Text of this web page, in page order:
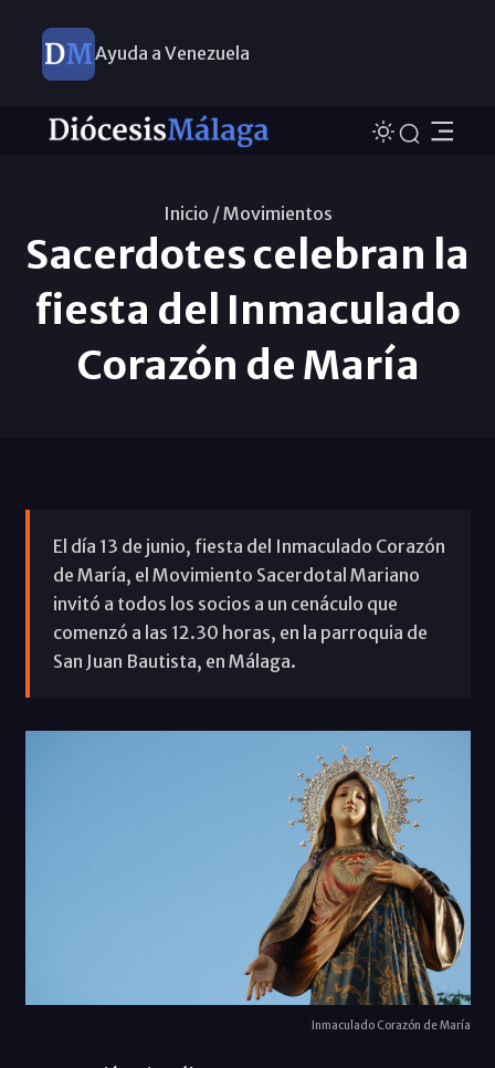
Ayuda a Venezuela
Inicio /Movimientos
Sacerdotes celebran la
fiesta del Inmaculado
Corazón de María
El día 13 de junio, fiesta del Inmaculado Corazón
de María, el Movimiento Sacerdotal Mariano
invitó a todos los socios a un cenáculo que
comenzó a las 12.30 horas, en la parroquia de
San Juan Bautista, en Málaga.
Inmaculado Corazón de María